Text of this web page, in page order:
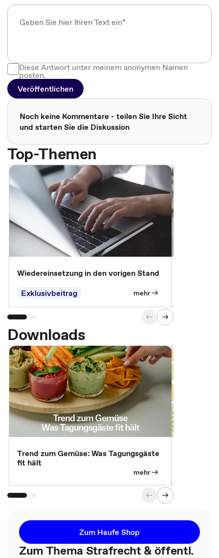
Diese Antwort unter meinem anonymen Namen
posten.
Veröffentlichen
Noch keine Kommentare - teilen Sie Ihre Sicht
und starten Sie die Diskussion
Top-Themen
Wiedereinsetzung in den vorigen Stand
Exklusivbeitrag
mehr
Downloads
Trend zum Gemüse: Was Tagungsgäste
fit hält
mehr
Zum Haufe Shop
Zum Thema Strafrecht & öffentl.